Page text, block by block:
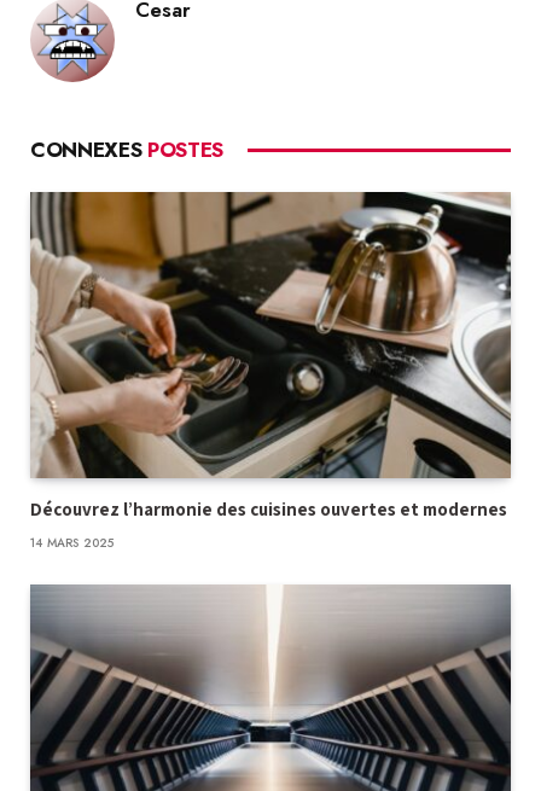
Cesar
CONNEXES POSTES
Découvrez l’harmonie des cuisines ouvertes et modernes
14 MARS 2025